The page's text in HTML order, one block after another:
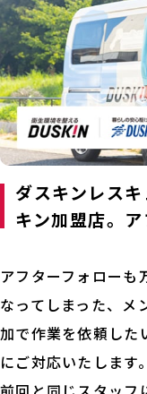
ダスキンレス
キン加盟店。
アフターフォローも
なってしまった、メ
加で作業を依頼した
にご対応いたします。